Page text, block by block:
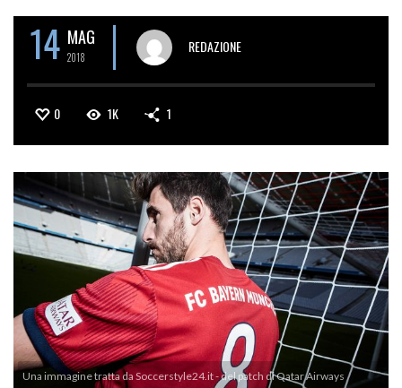
14 MAG
2018
REDAZIONE
0 1K 1
Una immagine tratta da Soccerstyle24.it - del patch di Qatar Airways